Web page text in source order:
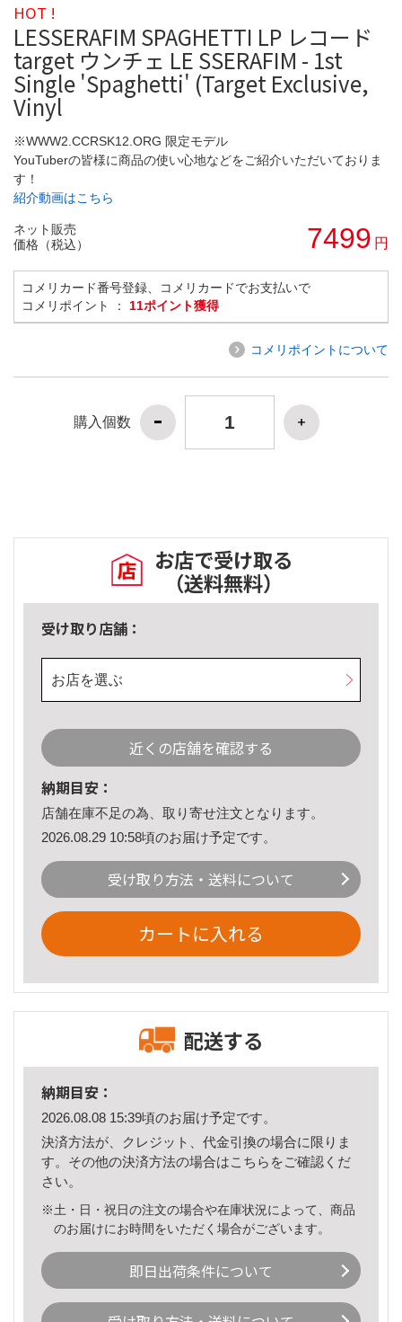
HOT !
LESSERAFIM SPAGHETTI LP レコード
target ウンチェ LE SSERAFIM - 1st
Single 'Spaghetti' (Target Exclusive,
Vinyl
※WWW2.CCRSK12.ORG 限定モデル
YouTuberの皆様に商品の使い心地などをご紹介いただいておりま
す！
紹介動画はこちら
ネット販売
価格（税込）
7499 円
コメリカード番号登録、コメリカードでお支払いで
コメリポイント ： 11ポイント獲得
コメリポイントについて
購入個数
お店で受け取る
（送料無料）
受け取り店舗：
お店を選ぶ
近くの店舗を確認する
納期目安：
店舗在庫不足の為、取り寄せ注文となります。
2026.08.29 10:58頃のお届け予定です。
受け取り方法・送料について
カートに入れる
配送する
納期目安：
2026.08.08 15:39頃のお届け予定です。
決済方法が、クレジット、代金引換の場合に限りま
す。その他の決済方法の場合はこちら をご確認くだ
さい。
※土・日・祝日の注文の場合や在庫状況によって、商品
のお届けにお時間をいただく場合がございます。
即日出荷条件について